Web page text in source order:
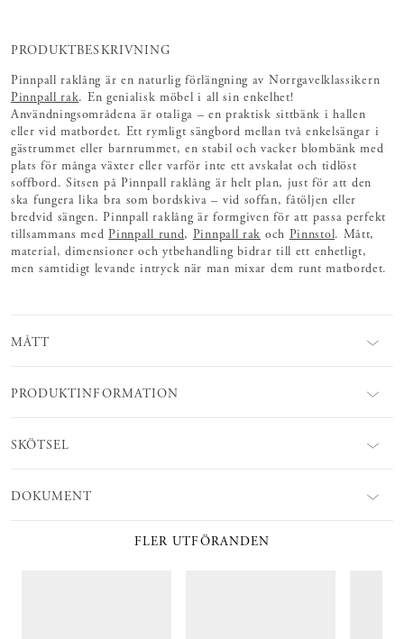
PRODUKTBESKRIVNING
Pinnpall raklång är en naturlig förlängning av Norrgavelklassikern
Pinnpall rak. En genialisk möbel i all sin enkelhet!
Användningsområdena är otaliga – en praktisk sittbänk i hallen
eller vid matbordet. Ett rymligt sängbord mellan två enkelsängar i
gästrummet eller barnrummet, en stabil och vacker blombänk med
plats för många växter eller varför inte ett avskalat och tidlöst
soffbord. Sitsen på Pinnpall raklång är helt plan, just för att den
ska fungera lika bra som bordskiva – vid soffan, fåtöljen eller
bredvid sängen. Pinnpall raklång är formgiven för att passa perfekt
tillsammans medPinnpall rund, Pinnpall rak och Pinnstol. Mått,
material, dimensioner och ytbehandling bidrar till ett enhetligt,
men samtidigt levande intryck när man mixar dem runt matbordet.
MÅTT
PRODUKTINFORMATION
SKÖTSEL
DOKUMENT
FLER UTFÖRANDEN